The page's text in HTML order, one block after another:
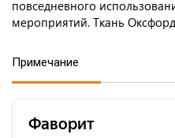
повседневного
мероприятий. Ткань
Примечание